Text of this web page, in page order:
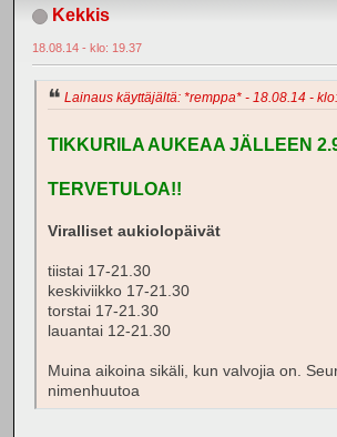
Kekkis
18.08.14 - klo: 19.37
Lainaus käyttäjältä: *remppa* - 18.08.14 -
TIKKURILA AUKEAA JÄLLEEN
TERVETULOA!!
Viralliset aukiolopäivät
tiistai 17-21.30
keskiviikko 17-21.30
torstai 17-21.30
lauantai 12-21.30
Muina aikoina sikäli, kun valvojia on.
nimenhuutoa